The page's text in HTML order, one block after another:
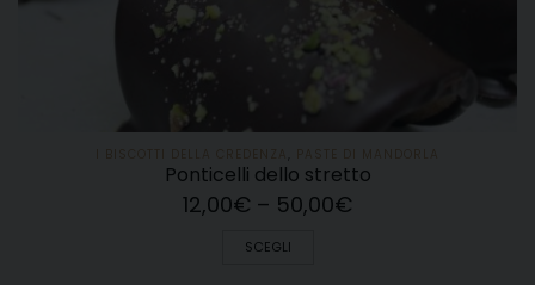
Ponticelli dello stretto
12,00€ – 50,00€
SCEGLI